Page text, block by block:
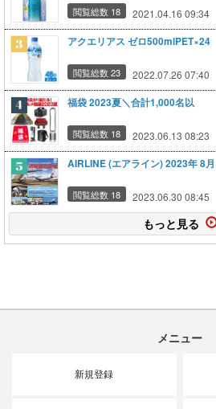
閲覧総数 18 2021.04.16 09:34
アクエリアス ゼロ500mlPET×24
閲覧総数 23 2022.07.26 07:40
福袋 2023夏＼合計1,000名以
閲覧総数 18 2023.06.13 08:23
AIRLINE (エアライン) 2023年 8月
閲覧総数 18 2023.06.30 08:45
もっと見る
メニュー
新規登録